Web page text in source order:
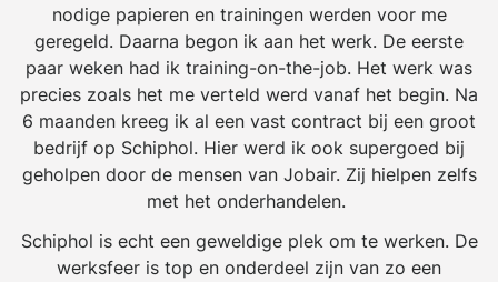
nodige papieren en trainingen werden voor me
geregeld. Daarna begon ik aan het werk. De eerste
paar weken had ik training-on-the-job. Het werk was
precies zoals het me verteld werd vanaf het begin. Na
6 maanden kreeg ik al een vast contract bij een groot
bedrijf op Schiphol. Hier werd ik ook supergoed bij
geholpen door de mensen van Jobair. Zij hielpen zelfs
met het onderhandelen.
Schiphol is echt een geweldige plek om te werken. De
werksfeer is top en onderdeel zijn van zo een